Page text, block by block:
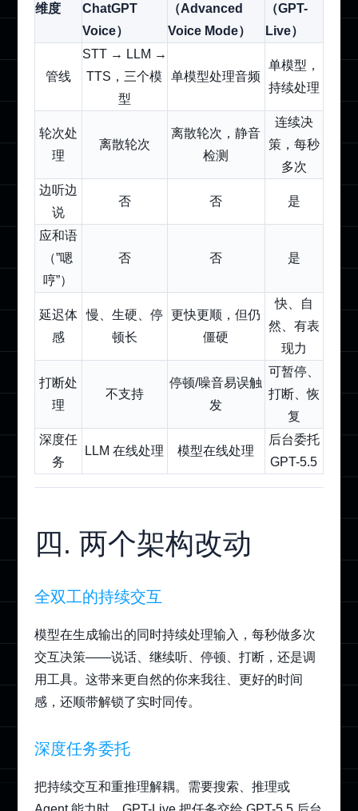
维度
ChatGPT
Voice）
（Advanced
Voice Mode）
（GPT-
Live）
管线
STT → LLM →
TTS，三个模
型
单模型处理音频
单模型，
持续处理
轮次处
理
离散轮次
离散轮次，静音
检测
连续决
策，每秒
多次
边听边
说
否 否 是
应和语
（”嗯
哼”）
否 否 是
延迟体
感
慢、生硬、停
顿长
更快更顺，但仍
僵硬
快、自
然、有表
现力
打断处
理
不支持
停顿/噪音易误触
发
可暂停、
打断、恢
复
深度任
务
LLM 在线处理 模型在线处理
后台委托
GPT-5.5
四. 两个架构改动
全双工的持续交互
模型在生成输出的同时持续处理输入，每秒做多次
交互决策——说话、继续听、停顿、打断，还是调
用工具。这带来更自然的你来我往、更好的时间
感，还顺带解锁了实时同传。
深度任务委托
把持续交互和重推理解耦。需要搜索、推理或